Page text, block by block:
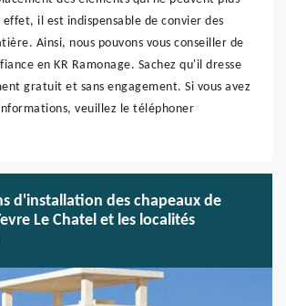
il est indispensable de convier des
Ainsi, nous pouvons vous conseiller de
en KR Ramonage. Sachez qu'il dresse
gratuit et sans engagement. Si vous avez
veuillez le téléphoner
d'installation des chapeaux de
Le Chatel et les localités